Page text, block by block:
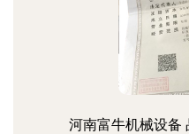
河南富牛机械设备